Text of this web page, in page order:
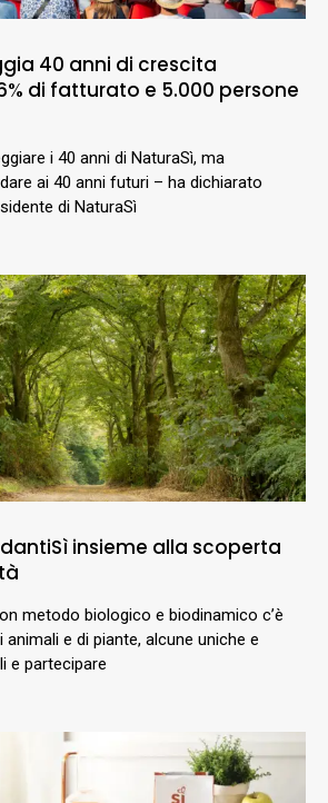
40 anni di crescita
di fatturato e 5.000 persone
i 40 anni di NaturaSì, ma
ai 40 anni futuri – ha dichiarato
di NaturaSì
insieme alla scoperta
metodo biologico e biodinamico c’è
animali e di piante, alcune uniche e
e partecipare